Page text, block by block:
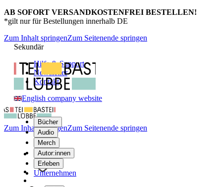
AB SOFORT VERSANDKOSTENFREI BESTELLEN!
*gilt nur für Bestellungen innerhalb DE
Zum Inhalt springenZum Seitenende springen
Sekundär
Hilfe & Support
Newsletter
Kontakt
English company website
Bücher
Audio
Merch
Autor:innen
Erleben
Unternehmen
Zum Inhalt springenZum Seitenende springen